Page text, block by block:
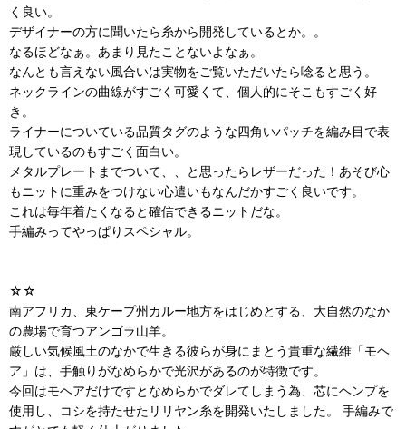
く良い。
デザイナーの方に聞いたら糸から開発しているとか。。
なるほどなぁ。あまり見たことないよなぁ。
なんとも言えない風合いは実物をご覧いただいたら唸ると思う。
ネックラインの曲線がすごく可愛くて、個人的にそこもすごく好
き。
ライナーについている品質タグのような四角いパッチを編み目で表
現しているのもすごく面白い。
メタルプレートまでついて、、と思ったらレザーだった！あそび心
もニットに重みをつけない心遣いもなんだかすごく良いです。
これは毎年着たくなると確信できるニットだな。
手編みってやっぱりスペシャル。
☆☆
南アフリカ、東ケープ州カルー地方をはじめとする、大自然のなか
の農場で育つアンゴラ山羊。
厳しい気候風土のなかで生きる彼らが身にまとう貴重な繊維「モヘ
ア」は、手触りがなめらかで光沢があるのが特徴です。
今回はモヘアだけですとなめらかでダレてしまう為、芯にヘンプを
使用し、コシを持たせたリリヤン糸を開発いたしました。 手編みで